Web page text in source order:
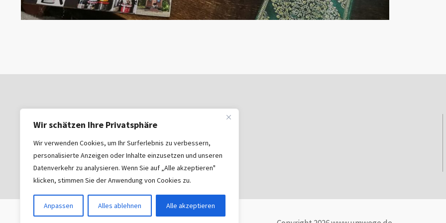
Wir schätzen Ihre Privatsphäre
Wir verwenden Cookies, um Ihr Surferlebnis zu verbessern,
personalisierte Anzeigen oder Inhalte einzusetzen und unseren
Datenverkehr zu analysieren. Wenn Sie auf „Alle akzeptieren"
klicken, stimmen Sie der Anwendung von Cookies zu.
Anpassen Alles ablehnen Alle akzeptieren
umwege.de
Umwege eröffnen Horizonte.